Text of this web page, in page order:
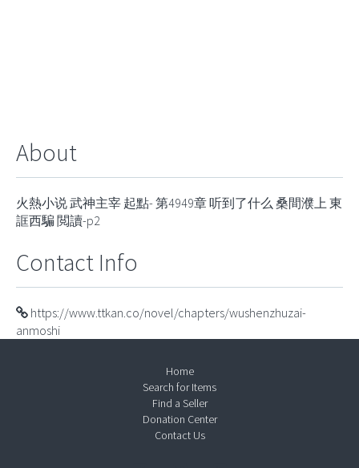
About
火熱小说 武神主宰 起點- 第4949章 听到了什么 桑間濮上 東
誆西騙 閲讀-p2
Contact Info
https://www.ttkan.co/novel/chapters/wushenzhuzai-
anmoshi
Home
Search for Items
Find a Seller
Donation Center
Contact Us